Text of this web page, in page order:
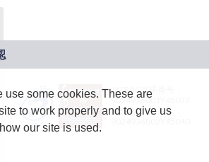
JASRAC許諾番号：
9024936001Y45037
JASRAC許諾番号：
use some cookies. These are
to work properly and to give us
our site is used.